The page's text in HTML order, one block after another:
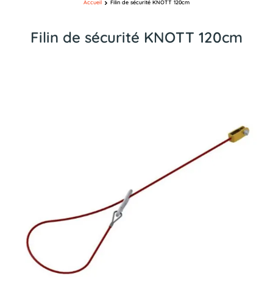
Filin de sécurité KNOTT 120cm
Accueil Filin de sécurité KNOTT 120cm